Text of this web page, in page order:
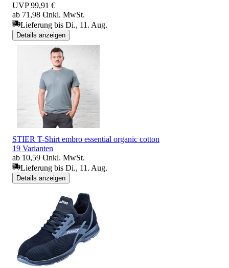
UVP 99,91 €
ab 71,98 €inkl. MwSt.
Lieferung bis Di., 11. Aug.
Details anzeigen
STIER T-Shirt embro essential organic cotton
19 Varianten
ab 10,59 €inkl. MwSt.
Lieferung bis Di., 11. Aug.
Details anzeigen